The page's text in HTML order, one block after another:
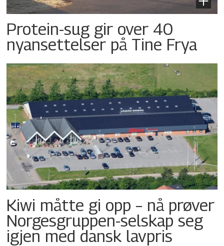
Protein-sug gir over 40
nyansettelser på Tine Frya
Kiwi måtte gi opp – nå prøver
Norgesgruppen-selskap seg
igjen med dansk lavpris